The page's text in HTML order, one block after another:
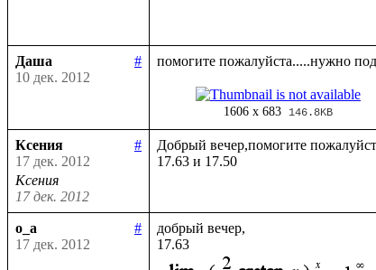
Даша
#
10 дек. 2012
1606 x 683 146.8KB
Ксения
#
17 дек. 2012
Ксения
17 дек. 2012
Добрый вечер,помогите
o_a
#
17 дек. 2012
добрый вечер,